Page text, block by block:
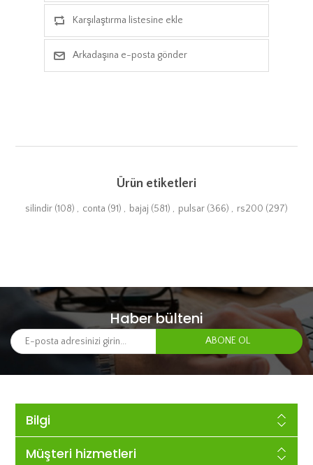
Karşılaştırma listesine ekle
Arkadaşına e-posta gönder
Ürün etiketleri
silindir (108) , conta (91) , bajaj (581) , pulsar (366) , rs200 (297)
Haber bülteni
Bilgi
Müşteri hizmetleri